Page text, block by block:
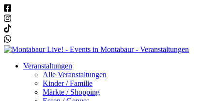
Veranstaltungen
Alle Veranstaltungen
Kinder / Familie
Märkte / Shopping